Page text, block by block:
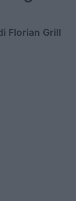
Florian Grill